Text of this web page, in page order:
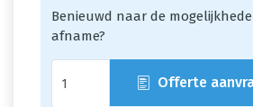
Benieuwd naar de
afname?
Offerte